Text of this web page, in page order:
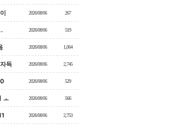
2026/08/06 267
2026/08/06 519
2026/08/06 1,064
득 2026/08/06 2,745
2026/08/06 529
ㅗ 2026/08/06 566
2026/08/06 2,753